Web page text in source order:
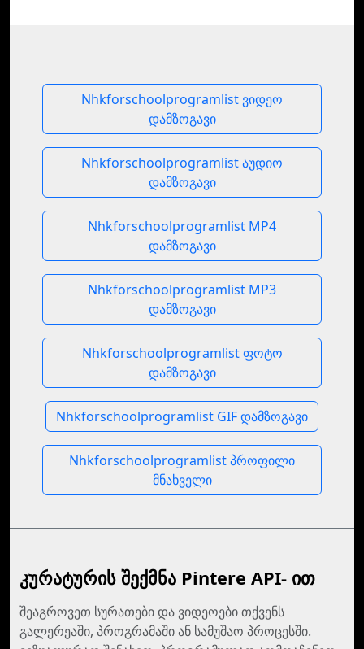
Nhkforschoolprogramlist ვიდეო
დამზოგავი
Nhkforschoolprogramlist აუდიო
დამზოგავი
Nhkforschoolprogramlist MP4
დამზოგავი
Nhkforschoolprogramlist MP3
დამზოგავი
Nhkforschoolprogramlist ფოტო
დამზოგავი
Nhkforschoolprogramlist GIF დამზოგავი
Nhkforschoolprogramlist პროფილი
მნახველი
კურატურის შექმნა Pintere API- ით
შეაგროვეთ სურათები და ვიდეოები თქვენს
გალერეაში, პროგრამაში ან სამუშაო პროცესში.